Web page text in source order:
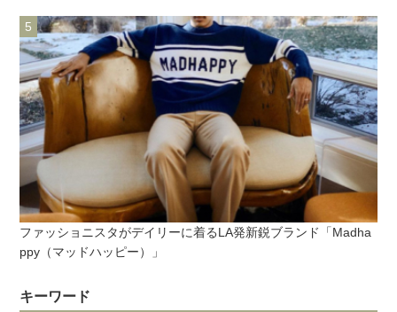
ファッショニスタがデイリーに着るLA発新鋭ブランド「Madha
ppy（マッドハッピー）」
キーワード